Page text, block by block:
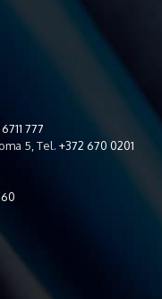
777
5, Tel. +372 670 0201